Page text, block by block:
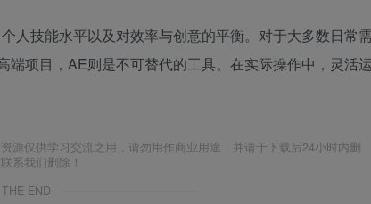
人技能水平以及对效率与创意的平衡。对于大多数日常
项目，AE则是不可替代的工具。在实际操作中，灵活
源仅供学习交流之用，请勿用作商业用途，并请于下载后24小时内删
系我们删除！
THE END